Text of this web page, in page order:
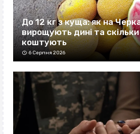
До 12 кг з куща: як на
вирощують дині та
коштують
6 Серпня 2026